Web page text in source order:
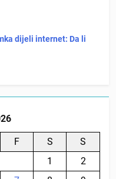
dijeli internet: Da li
F S
S
1
2